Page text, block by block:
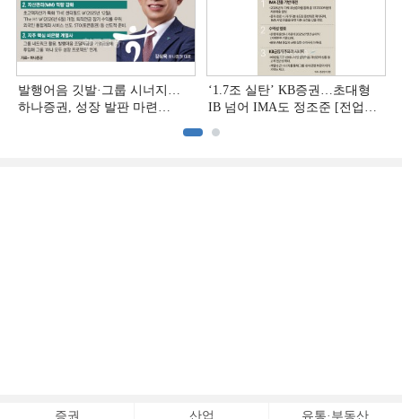
발행어음 깃발·그룹 시너지…
하나증권, 성장 발판 마련
‘1.7조 실탄’ KB증권…초대형
IB 넘어 IMA도 정조준 [전업계
증권 산업 유통·부동산